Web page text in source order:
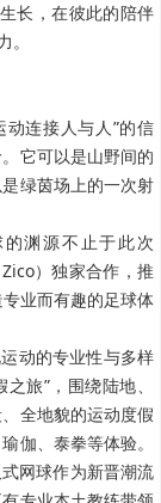
长，在彼此的陪伴
连接人与人”的信
它可以是山野间的
绿茵场上的一次射
渊源不止于此次
）独家合作，推
业而有趣的足球体
动的专业性与多样
旅”，围绕陆地、
全地貌的运动度假
伽、泰拳等体验。
网球作为新晋潮流